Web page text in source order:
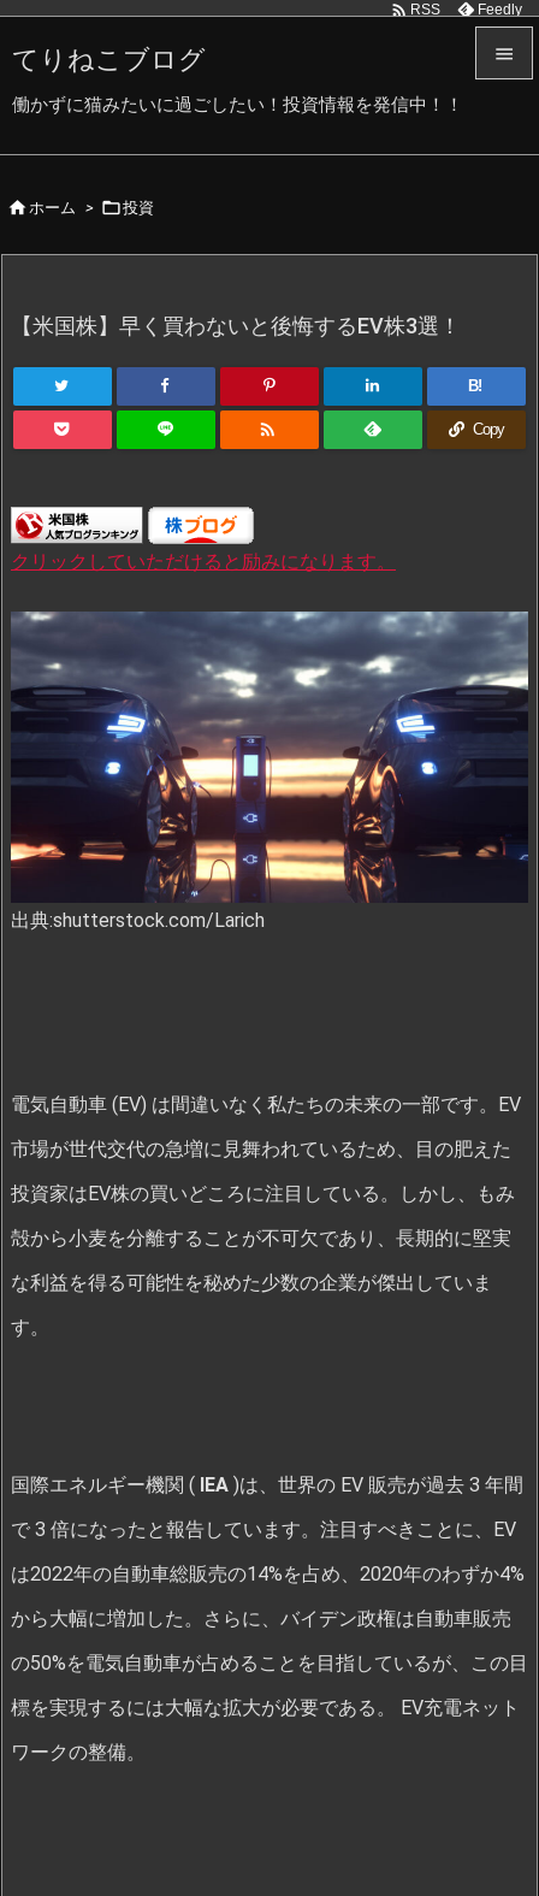
てりねこブログ
働かずに猫みたいに過ごしたい！投資情報を発信中！！

前へ
 RSS Feedly
ホーム > 投資
【米国株】早く買わないと後悔するEV株3選！
B!
 Copy
クリックしていただけると励みになります。
出典:shutterstock.com/Larich
電気自動車 (EV) は間違いなく私たちの未来の一部です。EV
市場が世代交代の急増に見舞われているため、目の肥えた
投資家はEV株の買いどころに注目している。しかし、もみ
殻から小麦を分離することが不可欠であり、長期的に堅実
な利益を得る可能性を秘めた少数の企業が傑出していま
す。
国際エネルギー機関 ( IEA )は、世界の EV 販売が過去 3 年間
で 3 倍になったと報告しています。注目すべきことに、EV
は2022年の自動車総販売の14%を占め、2020年のわずか4%
から大幅に増加した。さらに、バイデン政権は自動車販売
の50%を電気自動車が占めることを目指しているが、この目
標を実現するには大幅な拡大が必要である。 EV充電ネット
ワークの整備。